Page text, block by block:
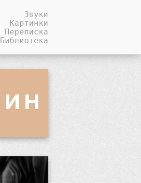
Звуки
Картинки
Переписка
Библиотека